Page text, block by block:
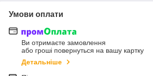
Умови оплати
Ви отримаєте замовлення
або гроші повернуться на вашу картку
Детальніше